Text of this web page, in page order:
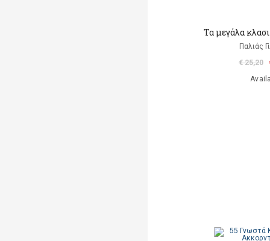
Τα μεγάλα
Παλιάς
€ 25,20